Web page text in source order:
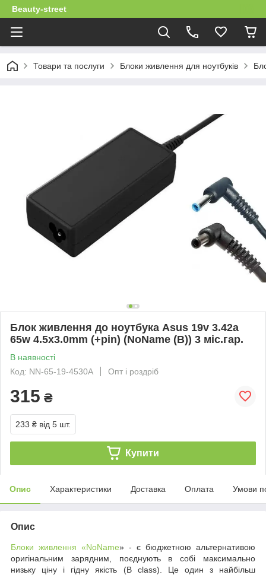
Beauty-street
Товари та послуги Блоки живлення для ноутбуків
Блок живлення до ноутбука Asus 19v 3.42a
65w 4.5x3.0mm (+pin) (NoName (B)) 3 міс.гар.
В наявності
Код: NN-65-19-4530A
Опт і роздріб
315 ₴
233 ₴ від 5 шт.
Купити
Опис Характеристики Доставка Оплата Умови
Опис
Блоки живлення «NoName» - є бюджетною альтернативою
оригінальним зарядним, поєднують в собі максимально
низьку ціну і гідну якість (B class) . Це один з найбільш